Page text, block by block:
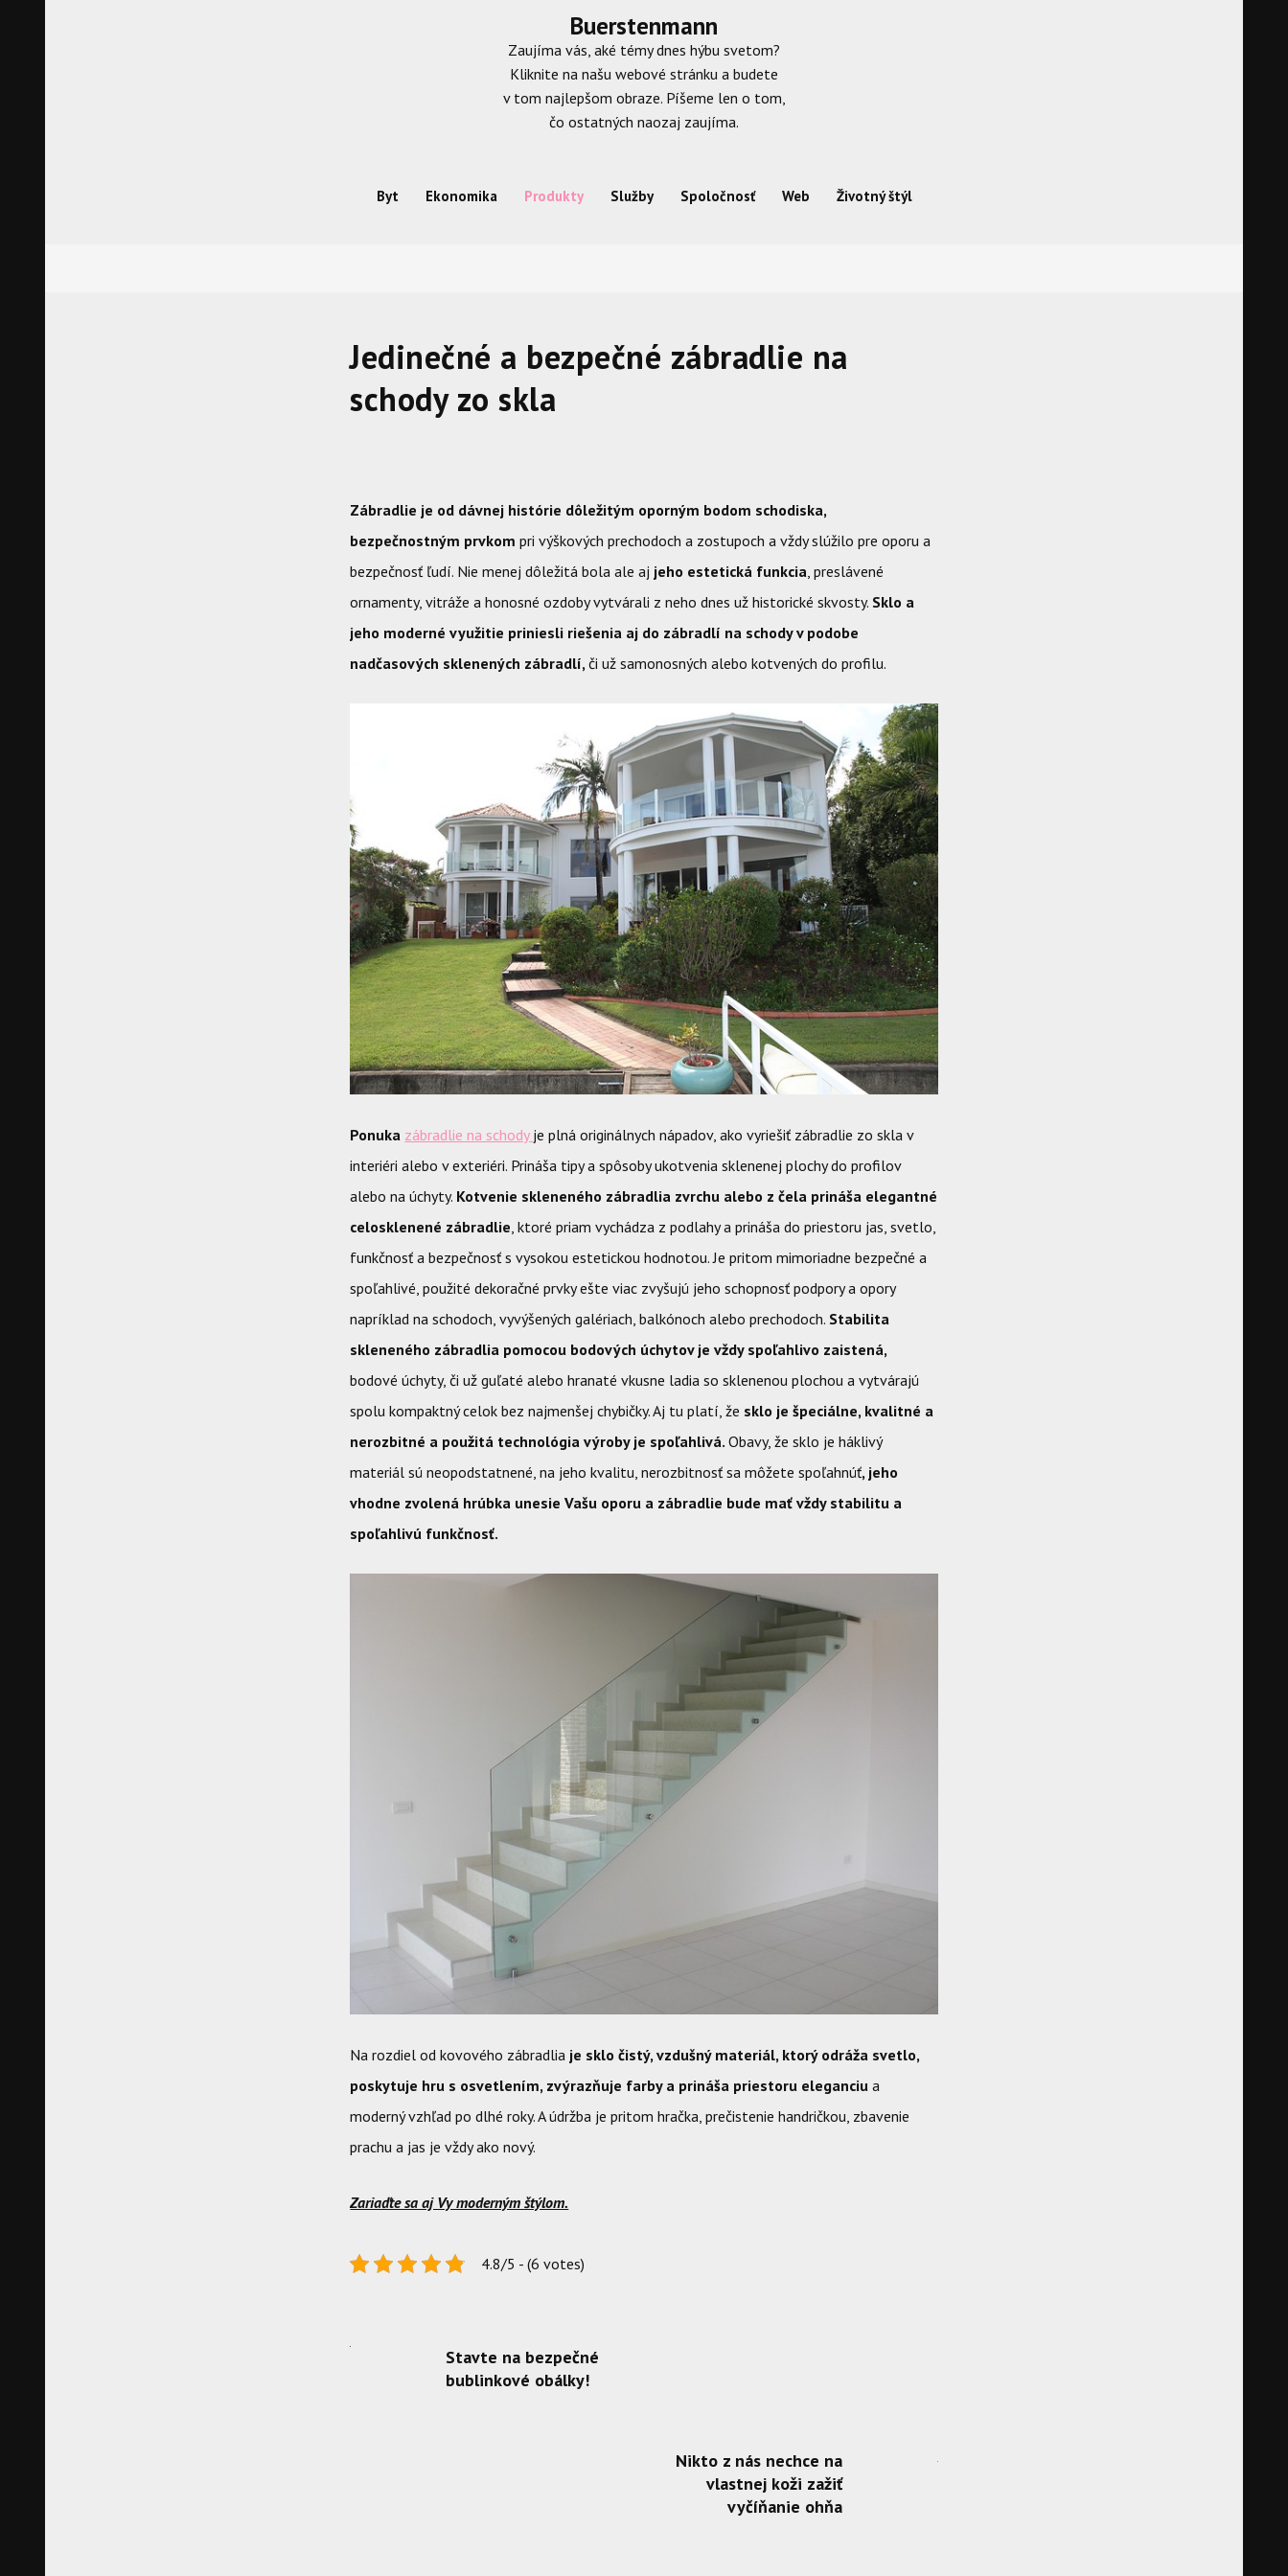
Buerstenmann
Zaujíma vás, aké témy dnes hýbu svetom?
Kliknite na našu webové stránku a budete
v tom najlepšom obraze. Píšeme len o tom,
čo ostatných naozaj zaujíma.
Byt Ekonomika Produkty Služby Spoločnosť Web Životný štýl
Jedinečné a bezpečné zábradlie na
schody zo skla
Zábradlie je od dávnej histórie dôležitým oporným bodom schodiska,
bezpečnostným prvkom pri výškových prechodoch a zostupoch a vždy slúžilo pre oporu a
bezpečnosť ľudí. Nie menej dôležitá bola ale aj jeho estetická funkcia, preslávené
ornamenty, vitráže a honosné ozdoby vytvárali z neho dnes už historické skvosty. Sklo a
jeho moderné využitie priniesli riešenia aj do zábradlí na schody v podobe
nadčasových sklenených zábradlí,či už samonosných alebo kotvených do profilu.
Ponuka zábradlie na schody je plná originálnych nápadov, ako vyriešiť zábradlie zo skla v
interiéri alebo v exteriéri. Prináša tipy a spôsoby ukotvenia sklenenej plochy do profilov
alebo na úchyty. Kotvenie skleneného zábradlia zvrchu alebo z čela prináša elegantné
celosklenené zábradlie, ktoré priam vychádza z podlahy a prináša do priestoru jas, svetlo,
funkčnosť a bezpečnosť s vysokou estetickou hodnotou. Je pritom mimoriadne bezpečné a
spoľahlivé, použité dekoračné prvky ešte viac zvyšujú jeho schopnosť podpory a opory
napríklad na schodoch, vyvýšených galériach, balkónoch alebo prechodoch. Stabilita
skleneného zábradlia pomocou bodových úchytov je vždy spoľahlivo zaistená,
bodové úchyty, či už guľaté alebo hranaté vkusne ladia so sklenenou plochou a vytvárajú
spolu kompaktný celok bez najmenšej chybičky.Aj tu platí, že sklo je špeciálne, kvalitné a
nerozbitné a použitá technológia výroby je spoľahlivá.Obavy, že sklo je háklivý
materiál sú neopodstatnené, na jeho kvalitu, nerozbitnosť sa môžete spoľahnúť, jeho
vhodne zvolená hrúbka unesie Vašu oporu a zábradlie bude mať vždy stabilitu a
spoľahlivú funkčnosť.
Na rozdiel od kovového zábradlia je sklo čistý, vzdušný materiál, ktorý odráža svetlo,
poskytuje hru s osvetlením, zvýrazňuje farby a prináša priestoru eleganciu a
moderný vzhľad po dlhé roky.A údržba je pritom hračka, prečistenie handričkou, zbavenie
prachu a jas je vždy ako nový.
Zariaďte sa aj Vy moderným štýlom.
4.8/5 - (6 votes)
Stavte na bezpečné
bublinkové obálky!
Nikto z nás nechce na
vlastnej koži zažiť
vyčíňanie ohňa